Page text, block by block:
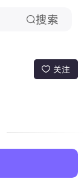
搜索
 关注